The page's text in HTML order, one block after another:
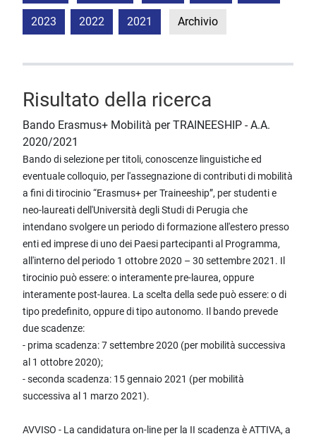
2023 2022 2021 Archivio
Risultato della ricerca
Bando Erasmus+ Mobilità per TRAINEESHIP - A.A.
2020/2021
Bando di selezione per titoli, conoscenze linguistiche ed
eventuale colloquio, per l'assegnazione di contributi di mobilità
a fini di tirocinio “Erasmus+ per Traineeship”, per studenti e
neo-laureati dell'Università degli Studi di Perugia che
intendano svolgere un periodo di formazione all'estero presso
enti ed imprese di uno dei Paesi partecipanti al Programma,
all'interno del periodo 1 ottobre 2020 – 30 settembre 2021. Il
tirocinio può essere: o interamente pre-laurea, oppure
interamente post-laurea. La scelta della sede può essere: o di
tipo predefinito, oppure di tipo autonomo. Il bando prevede
due scadenze:
- prima scadenza: 7 settembre 2020 (per mobilità successiva
al 1 ottobre 2020);
- seconda scadenza: 15 gennaio 2021 (per mobilità
successiva al 1 marzo 2021).
AVVISO - La candidatura on-line per la II scadenza è ATTIVA, a